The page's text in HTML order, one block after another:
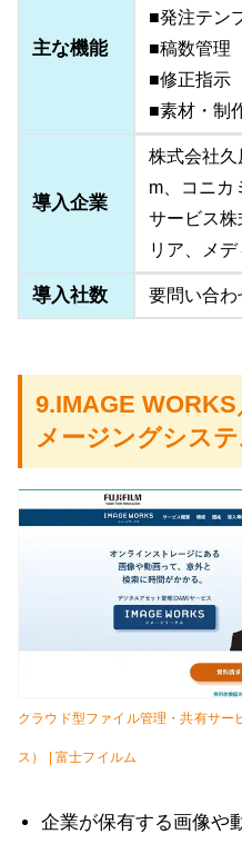
主な機能
■発注テン
■稿数管理
■修正指示
■素材・制
導入企業
株式会社
m、コニカ
サービス株
リア、メ
導入社数 要問い合わ
9.IMAGE
メージングシス
クラウド型ファイル管理・共有サー
ス） | 富士フイルム
企業が保有する画像や